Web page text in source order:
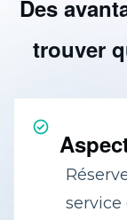
Des
trouver